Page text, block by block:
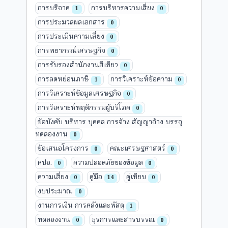
การบริจาค 1 การบริหารความเสี่ยง 0
การประมวลผลเอกสาร 0
การประเมินความเสี่ยง 0
การพยากรณ์เศรษฐกิจ 0
การรับรองสำนักงานสีเขียว 0
การลดหย่อนภาษี 1 การวิเคราะห์ข้อความ 0
การวิเคราะห์ข้อมูลเศรษฐกิจ 0
การวิเคราะห์พฤติกรรมผู้บริโภค 0
ข้อบังคับ บริหาร บุคคล การจ้าง สัญญาจ้าง บรรจุ
ทดลองงาน
0
ข้อเสนอโครงการ 0 คณะเศรษฐศาสตร์ 0
คปอ. 0 ความปลอดภัยของข้อมูล 0
ความเสี่ยง 0 คู่มือ 14 คู่เทียบ 0
งบประมาณ 0
งานการเงิน การคลังและพัสดุ 1
ทดลองงาน 0 ธุรการและสารบรรณ 0